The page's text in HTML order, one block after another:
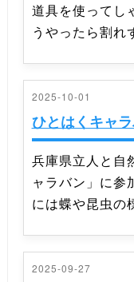
道具を使ってし
うやったら割れ
2025-10-01
ひとはくキャ
兵庫県立人と自
ャラバン」に参
には蝶や昆虫の
2025-09-27